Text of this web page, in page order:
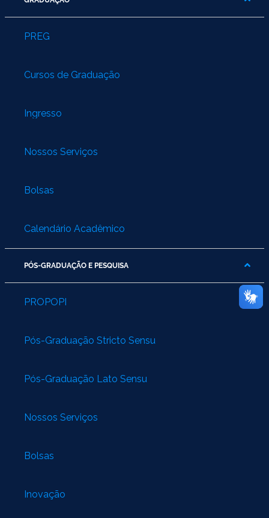
PREG
Cursos de Graduação
Ingresso
Nossos Serviços
Bolsas
Calendário Acadêmico
PÓS-GRADUAÇÃO E PESQUISA
PROPOPI
Pós-Graduação Stricto Sensu
Pós-Graduação Lato Sensu
Nossos Serviços
Bolsas
Inovação